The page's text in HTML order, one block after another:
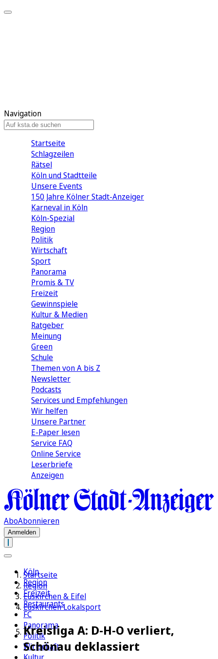
Navigation
Startseite
Schlagzeilen
Rätsel
Köln und Stadtteile
Unsere Events
150 Jahre Kölner Stadt-Anzeiger
Karneval in Köln
Köln-Spezial
Region
Politik
Wirtschaft
Sport
Panorama
Promis & TV
Freizeit
Gewinnspiele
Kultur & Medien
Ratgeber
Meinung
Green
Schule
Themen von A bis Z
Newsletter
Podcasts
Services und Empfehlungen
Wir helfen
Unsere Partner
E-Paper lesen
Service FAQ
Online Service
Leserbriefe
Anzeigen
AboAbonnieren
Anmelden
Köln
Region
Freizeit
Restaurants
FC
Panorama
Politik
Wirtschaft
Startseite
Region
Euskirchen & Eifel
Euskirchen Lokalsport
Kreisliga A: D-H-O verliert,
Schönau deklassiert